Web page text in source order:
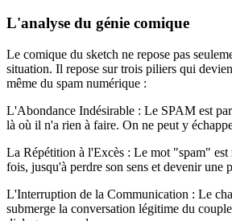
L'analyse du génie comique
Le comique du sketch ne repose pas
situation. Il repose sur trois piliers qui
même du spam numérique :
L'Abondance Indésirable : Le SPAM est
là où il n'a rien à faire. On ne peut y
La Répétition à l'Excès : Le mot "spam" est
fois, jusqu'à perdre son sens et devenir une
L'Interruption de la Communication : Le
submerge la conversation légitime du